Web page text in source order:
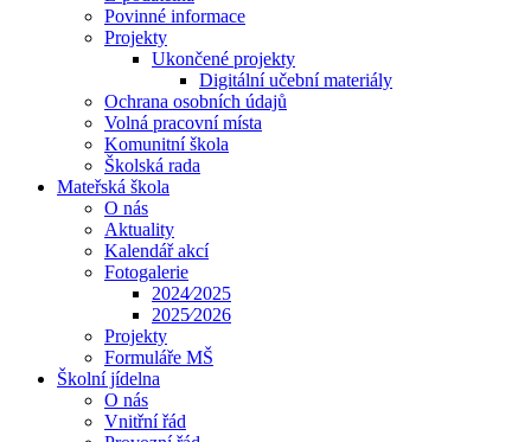
Povinné informace
Projekty
Ukončené projekty
Digitální učební materiály
Ochrana osobních údajů
Volná pracovní místa
Komunitní škola
Školská rada
Mateřská škola
O nás
Aktuality
Kalendář akcí
Fotogalerie
2024⁄2025
2025⁄2026
Projekty
Formuláře MŠ
Školní jídelna
O nás
Vnitřní řád